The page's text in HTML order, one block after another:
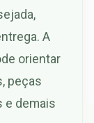
A
orientar
peças
e demais